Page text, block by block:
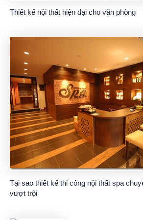
Thiết kế nội thất hiện đại cho văn phòng
Tại sao thiết kế thi công nội thất spa
vượt trội